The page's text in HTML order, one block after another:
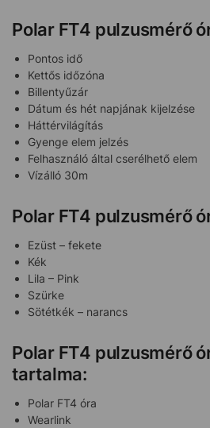
Polar FT4 pulzusmérő
Pontos idő
Kettős időzóna
Billentyűzár
Dátum és hét napjának kijelzése
Háttérvilágítás
Gyenge elem jelzés
Felhasználó által cserélhető elem
Vízálló 30m
Polar FT4 pulzusmérő
Ezüst – fekete
Kék
Lila – Pink
Szürke
Sötétkék – narancs
Polar FT4 pulzusmérő
tartalma:
Polar FT4 óra
Wearlink